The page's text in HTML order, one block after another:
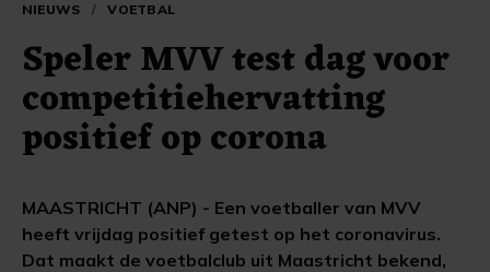
NIEUWS / VOETBAL
Speler MVV test dag voor
competitiehervatting
positief op corona
MAASTRICHT (ANP) - Een voetballer van MVV
heeft vrijdag positief getest op het coronavirus.
Dat maakt de voetbalclub uit Maastricht bekend,